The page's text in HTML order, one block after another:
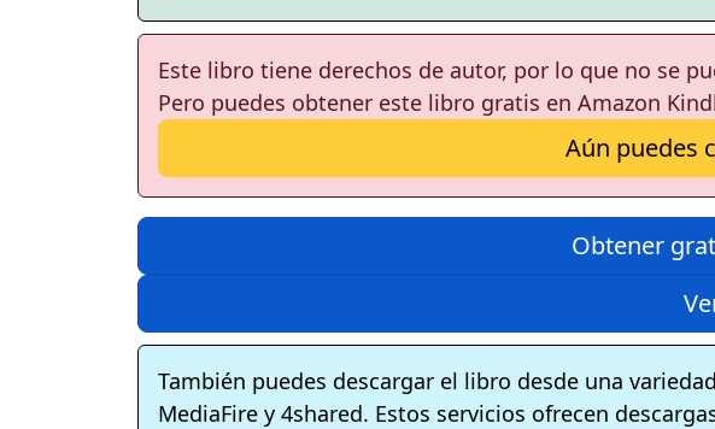
Este libro tiene derechos de autor, por lo que no se
Pero puedes obtener este libro gratis en Amazon
Aún puedes
Obtener
También puedes descargar el libro desde una
MediaFire y 4shared. Estos servicios ofrecen